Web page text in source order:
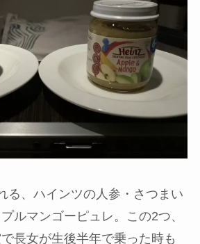
る、ハインツの人参・さつまい
ルマンゴーピュレ。この2つ、
長女が生後半年で乗った時も